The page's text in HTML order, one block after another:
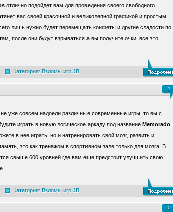
отлично подойдет вам для проведения своего свободного
вас своей красочной и великолепной графикой и простым
лишь нужно будет перемещать конфеты и другие сладости по
после они будут взрываться а вы получите очки, все это
Категория: Взломы игр JB
1
уже совсем надоели различные современные игры, то вы с
играть в новую логическое аркаду под название Memorado
в нее играть, но и натренировать свой мозг, развить и
это как тренажом в спортивном зале только для мозга! В
свыше 600 уровней где вам еще предстоит улучшить свою
...
Категория: Взломы игр JB
0